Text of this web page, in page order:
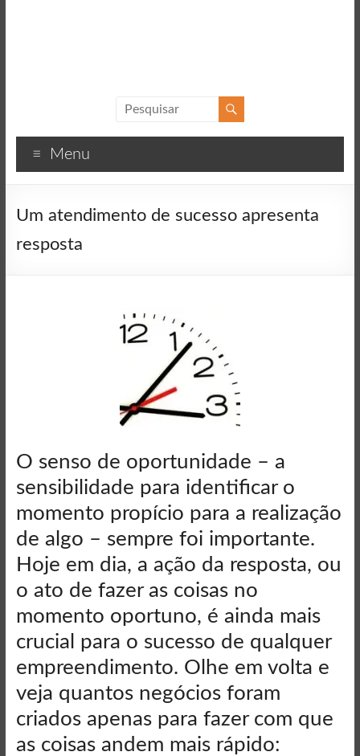
Textos
motivacionais
sucesso
Menu
Um atendimento de sucesso apresenta
resposta
O senso de oportunidade – a
sensibilidade para identificar o
momento propício para a realização
de algo – sempre foi importante.
Hoje em dia, a ação da resposta, ou
o ato de fazer as coisas no
momento oportuno, é ainda mais
crucial para o sucesso de qualquer
empreendimento. Olhe em volta e
veja quantos negócios foram
criados apenas para fazer com que
as coisas andem mais rápido: